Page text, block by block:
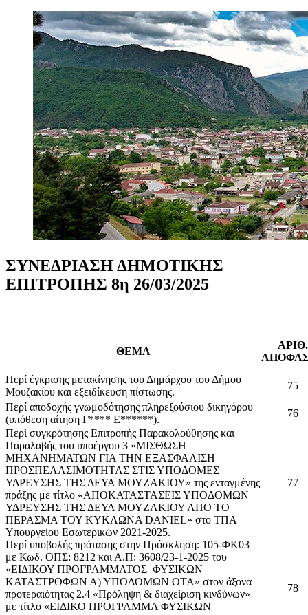
ΣΥΝΕΔΡΙΑΣΗΔΗΜΟΤΙΚΗΣ
ΕΠΙΤΡΟΠΗΣ 8η 26/03/2025
ΘΕΜΑ
ΑΡΙΘ.
Περί έγκρισης μετακίνησης του Δημάρχου του Δήμου
Μουζακίου και εξειδίκευση πίστωσης.
75
Περί αποδοχής γνωμοδότησης πληρεξούσιου δικηγόρου
(υπόθεση αίτηση Γ**** Ε******).
76
Περί συγκρότησης Επιτροπής Παρακολούθησης και
Παραλαβής του υποέργου 3 «ΜΙΣΘΩΣΗ
ΜΗΧΑΝΗΜΑΤΩΝ ΓΙΑ ΤΗΝ ΕΞΑΣΦΑΛΙΣΗ
ΠΡΟΣΠΕΛΑΣΙΜΟΤΗΤΑΣ ΣΤΙΣ ΥΠΟΔΟΜΕΣ
ΥΔΡΕΥΣΗΣ ΤΗΣ ΔΕΥΑ ΜΟΥΖΑΚΙΟΥ» της ενταγμένης
πράξης με τίτλο «ΑΠΟΚΑΤΑΣΤΑΣΕΙΣ ΥΠΟΔΟΜΩΝ
ΥΔΡΕΥΣΗΣ ΤΗΣ ΔΕΥΑ ΜΟΥΖΑΚΙΟΥ ΑΠΟ ΤΟ
ΠΕΡΑΣΜΑ ΤΟΥ ΚΥΚΛΩΝΑ DANIEL» στο ΤΠΑ
Υπουργείου Εσωτερικών 2021-2025.
77
Περί υποβολής πρότασης στην Πρόσκληση: 105-ΦΚ03
με Κωδ. ΟΠΣ: 8212 και Α.Π: 3608/23-1-2025 του
«ΕΙΔΙΚΟΥ ΠΡΟΓΡΑΜΜΑΤΟΣ ΦΥΣΙΚΩΝ
ΚΑΤΑΣΤΡΟΦΩΝ Α) ΥΠΟΔΟΜΩΝ ΟΤΑ» στον άξονα
προτεραιότητας 2.4 «Πρόληψη & διαχείριση κινδύνων»
με τίτλο «ΕΙΔΙΚΟ ΠΡΟΓΡΑΜΜΑ ΦΥΣΙΚΩΝ
78